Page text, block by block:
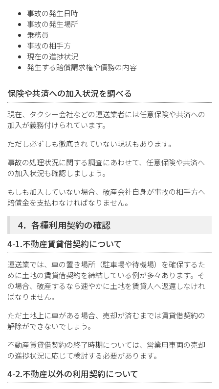
事故の発生日時
事故の発生場所
乗務員
事故の相手方
現在の進捗状況
発生する賠償請求権や債務の内容
保険や共済への加入状況を調べる
現在、タクシー会社などの運送業者には任意保険や共済への
加入が義務付けられています。
ただし必ずしも徹底されていない現状もあります。
事故の処理状況に関する調査にあわせて、任意保険や共済へ
の加入状況も確認しましょう。
もしも加入していない場合、破産会社自身が事故の相手方へ
賠償金を支払わなければなりません。
4．各種利用契約の確認
4-1.不動産賃貸借契約について
運送業では、車の置き場所（駐車場や待機場）を確保するた
めに土地の賃貸借契約を締結している例が多々あります。そ
の場合、破産するなら速やかに土地を賃貸人へ返還しなけれ
ばなりません。
ただ土地上に車がある場合、売却が済むまでは賃貸借契約の
解除ができないでしょう。
不動産賃貸借契約の終了時期については、営業用車両の売却
の進捗状況に応じて検討する必要があります。
4-2.不動産以外の利用契約について